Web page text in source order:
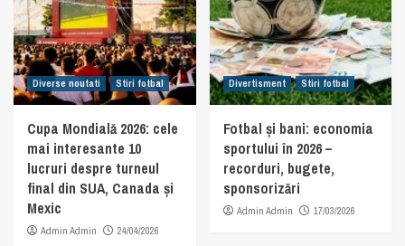
Diverse noutati Stiri fotbal
Cupa Mondială 2026: cele
mai interesante 10
lucruri despre turneul
final din SUA, Canada și
Mexic
Admin Admin 24/04/2026
Divertisment Stiri fotbal
Fotbal și bani: economia
sportului în 2026 –
recorduri, bugete,
sponsorizări
Admin Admin 17/03/2026